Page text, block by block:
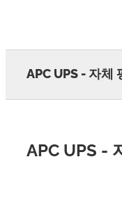
APC UPS - 자체
APC UPS -